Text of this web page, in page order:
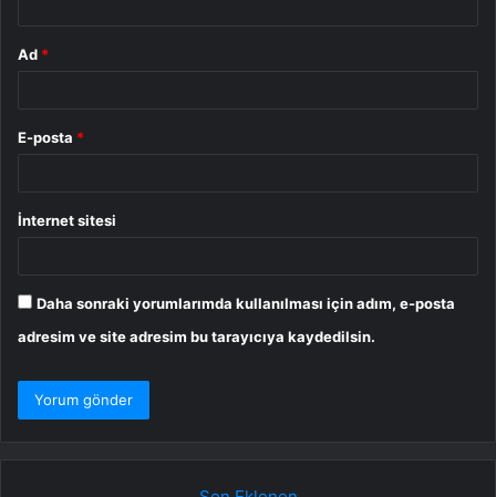
Ad *
E-posta *
İnternet sitesi
Daha sonraki yorumlarımda kullanılması için adım, e-posta
adresim ve site adresim bu tarayıcıya kaydedilsin.